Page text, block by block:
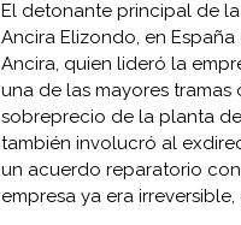
El detonante principal de
Ancira Elizondo, en
Ancira, quien lideró la
una de las mayores
sobreprecio de la planta
también involucró al
un acuerdo reparatorio
empresa ya era